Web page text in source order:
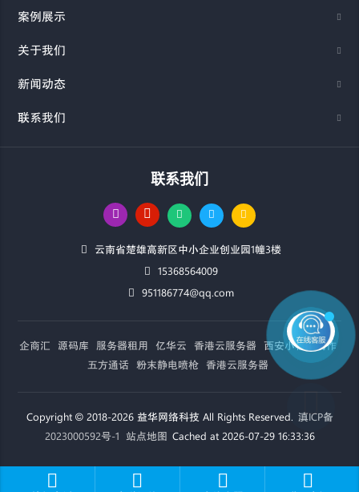
案例展示
关于我们
新闻动态
联系我们
联系我们
云南省楚雄高新区中小企业创业园1幢3楼
15368564009
951186774@qq.com
企商汇 源码库 服务器租用 亿华云 香港云服务器 西安小程序制作
五方通话 粉末静电喷枪 香港云服务器
Copyright © 2018-2026 益华网络科技 All Rights Reserved. 滇ICP备
2023000592号-1 站点地图 Cached at 2026-07-29 16:33:36